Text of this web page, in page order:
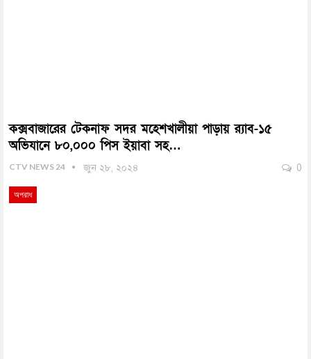
কক্সবাজারের টেকনাফ সদর মহেশখালীয়া পাড়ায় র‌্যাব-১৫
অভিযানে ৮০,০০০ পিস ইয়াবা সহ…
CTV NEWS 24 জুন ২৮, ২০২৪ 0
অপরাধ